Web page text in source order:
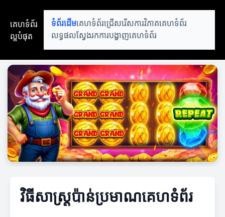
គេហទំព័រ
ល្អបំផុត
ទំព័រដើមគេហទំព័រជ្រើសរើសការវិភាគគេហទំព័រ
លទ្ធផលស្វែងរកការបង្ហាញគេហទំព័រ
វិធីសាស្ត្រប៉ាន់ប្រមាណគេហទំព័រ